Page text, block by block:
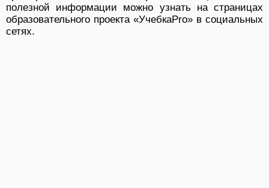
полезной информации можно узнать на страницах
образовательного проекта «УчебкаPro» в социальных
сетях.